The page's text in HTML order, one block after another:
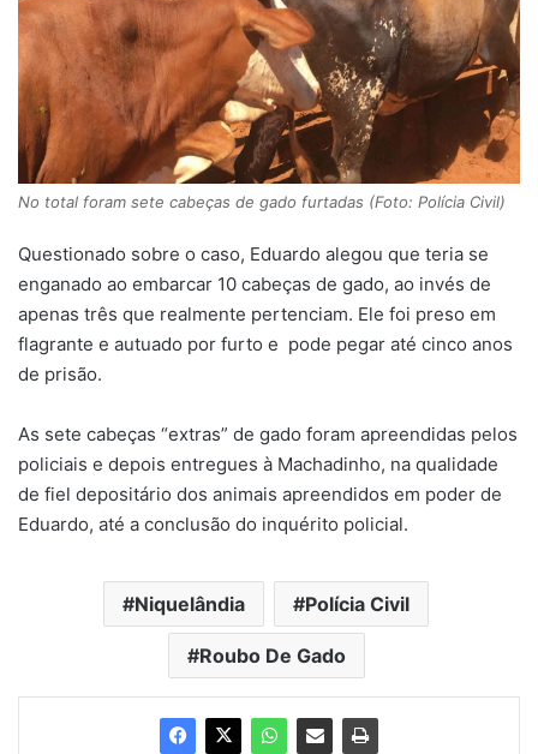
No total foram sete cabeças de gado furtadas (Foto: Polícia Civil)
Questionado sobre o caso, Eduardo alegou que teria se
enganado ao embarcar 10 cabeças de gado, ao invés de
apenas três que realmente pertenciam. Ele foi preso em
flagrante e autuado por furto e pode pegar até cinco anos
de prisão.
As sete cabeças “extras” de gado foram apreendidas pelos
policiais e depois entregues à Machadinho, na qualidade
de fiel depositário dos animais apreendidos em poder de
Eduardo, até a conclusão do inquérito policial.
Niquelândia Polícia Civil
Roubo De Gado